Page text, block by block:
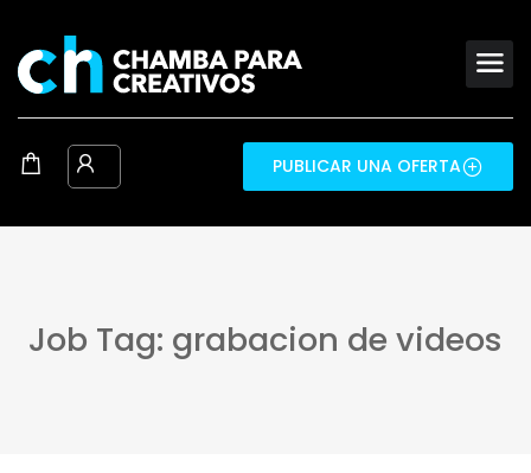
PUBLICAR UNA OFERTA
Job Tag: grabacion de videos